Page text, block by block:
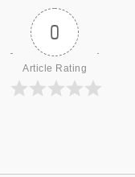
0
Article Rating